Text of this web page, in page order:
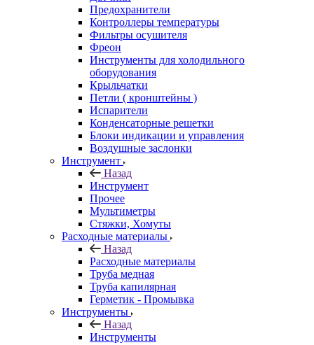
Предохранители
Контроллеры температуры
Фильтры осушителя
Фреон
Инструменты для холодильного
оборудования
Крыльчатки
Петли ( кронштейны )
Испарители
Конденсаторные решетки
Блоки индикации и управления
Воздушные заслонки
Инструмент
Назад
Инструмент
Прочее
Мультиметры
Стяжки, Хомуты
Расходные материалы
Назад
Расходные материалы
Труба медная
Труба капилярная
Герметик - Промывка
Инструменты
Назад
Инструменты